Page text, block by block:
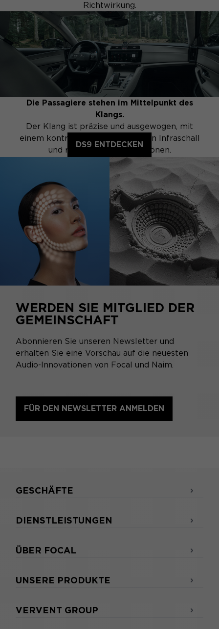
Richtwirkung.
Die Passagiere stehen im Mittelpunkt des
Klangs.
Der Klang ist präzise und ausgewogen, mit
einem kontrollierten, dynamischen Infraschall
und reichen, zarten Hochtönen.
DS9 ENTDECKEN
WERDEN SIE MITGLIED DER
GEMEINSCHAFT
Abonnieren Sie unseren Newsletter und
erhalten Sie eine Vorschau auf die neuesten
Audio-Innovationen von Focal und Naim.
FÜR DEN NEWSLETTER ANMELDEN
GESCHÄFTE
DIENSTLEISTUNGEN
ÜBER FOCAL
UNSERE PRODUKTE
VERVENT GROUP